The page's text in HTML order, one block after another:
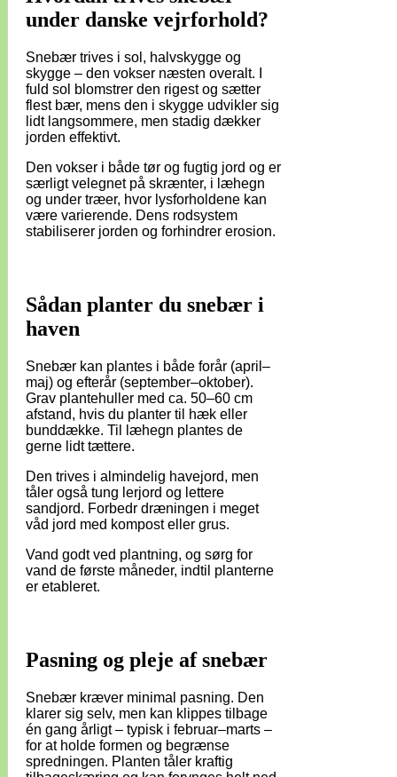
under danske vejrforhold?
Snebær trives i sol, halvskygge og
skygge – den vokser næsten overalt. I
fuld sol blomstrer den rigest og sætter
flest bær, mens den i skygge udvikler sig
lidt langsommere, men stadig dækker
jorden effektivt.
Den vokser i både tør og fugtig jord og er
særligt velegnet på skrænter, i læhegn
og under træer, hvor lysforholdene kan
være varierende. Dens rodsystem
stabiliserer jorden og forhindrer erosion.
Sådan planter du snebær i
haven
Snebær kan plantes i både forår (april–
maj) og efterår (september–oktober).
Grav plantehuller med ca. 50–60 cm
afstand, hvis du planter til hæk eller
bunddække. Til læhegn plantes de
gerne lidt tættere.
Den trives i almindelig havejord, men
tåler også tung lerjord og lettere
sandjord. Forbedr dræningen i meget
våd jord med kompost eller grus.
Vand godt ved plantning, og sørg for
vand de første måneder, indtil planterne
er etableret.
Pasning og pleje af snebær
Snebær kræver minimal pasning. Den
klarer sig selv, men kan klippes tilbage
én gang årligt – typisk i februar–marts –
for at holde formen og begrænse
spredningen. Planten tåler kraftig